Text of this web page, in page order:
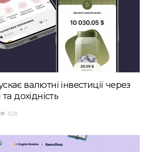
валютні інвестиції через
дохідність
528